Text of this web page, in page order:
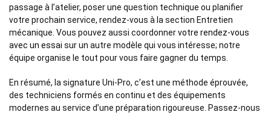
passage à l’atelier, poser une question technique ou planifier
votre prochain service, rendez-vous à la section Entretien
mécanique. Vous pouvez aussi coordonnervotre rendez-vous
avec un essai sur un autre modèle qui vous intéresse; notre
équipe organise le tout pour vous faire gagner du temps.
En résumé, la signature Uni-Pro, c’est une méthode éprouvée,
des techniciens formés en continu et des équipements
modernes au service d’une préparation rigoureuse. Passez-nous